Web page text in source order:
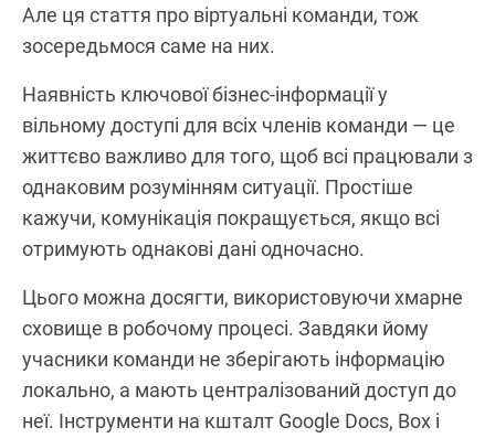
Але ця стаття про віртуальні команди, тож
зосередьмося саме на них.
Наявність ключової бізнес-інформації у
вільному доступі для всіх членів команди — це
життєво важливо для того, щоб всі працювали з
однаковим розумінням ситуації. Простіше
кажучи, комунікація покращується, якщо всі
отримують однакові дані одночасно.
Цього можна досягти, використовуючи хмарне
сховище в робочому процесі. Завдяки йому
учасники команди не зберігають інформацію
локально, а мають централізований доступ до
неї. Інструменти на кшталт Google Docs, Box і